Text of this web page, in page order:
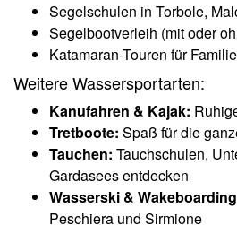
Segelschulen in Torbole,
Segelbootverleih (mit oder
Katamaran-Touren für
Weitere Wassersportarten:
Kanufahren & Kajak:
Tretboote: Spaß für die
Tauchen: Tauchschulen,
Gardasees entdecken
Wasserski &
Peschiera und Sirmione